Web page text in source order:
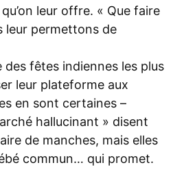
leur offre. « Que faire
leur permettons de
fêtes indiennes les plus
leur plateforme aux
en sont certaines –
hallucinant » disent
de manches, mais elles
commun… qui promet.